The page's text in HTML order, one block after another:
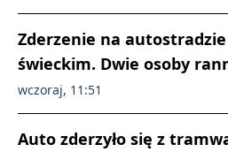
Zderzenie na
świeckim. Dwie osoby
wczoraj, 11:51
Auto zderzyło się z